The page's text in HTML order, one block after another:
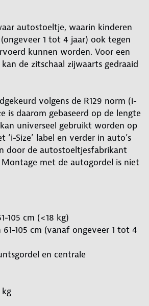
autostoeltje, waarin kinderen
1 tot 4 jaar) ook tegen
kunnen worden. Voor een
de zitschaal zijwaarts gedraaid
volgens de R129 norm (i-
is daarom gebaseerd op de lengte
universeel gebruikt worden op
Size’ label en verder in auto’s
door de autostoeltjesfabrikant
met de autogordel is niet
105 cm (<18 kg)
105 cm (vanaf ongeveer 1 tot 4
en centrale
kg